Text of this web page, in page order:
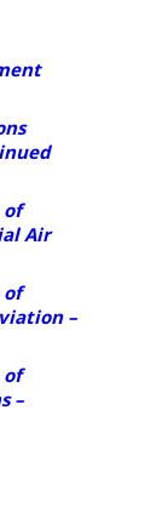
of
Air
of
–
of
–